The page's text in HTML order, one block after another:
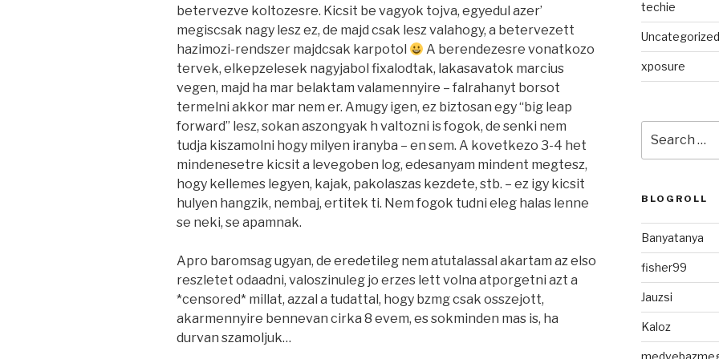
betervezve koltozesre. Kicsit be vagyok tojva, egyedul azer’
megiscsak nagy lesz ez, de majd csak lesz valahogy, a betervezett
hazimozi-rendszer majdcsak karpotol
A berendezesre vonatkozo
tervek, elkepzelesek nagyjabol fixalodtak, lakasavatok marcius
vegen, majd ha mar belaktam valamennyire – falrahanyt borsot
termelni akkor mar nem er. Amugy igen, ez biztosan egy “big leap
forward” lesz, sokan aszongyak h valtozni is fogok, de senki nem
tudja kiszamolni hogy milyen iranyba – en sem. A kovetkezo 3-4 het
mindenesetre kicsit a levegoben log, edesanyam mindent megtesz,
hogy kellemes legyen, kajak, pakolaszas kezdete, stb. – ez igy kicsit
hulyen hangzik, nembaj, ertitek ti. Nem fogok tudni eleg halas lenne
se neki, se apamnak.
Apro baromsag ugyan, de eredetileg nem atutalassal akartam az elso
reszletet odaadni, valoszinuleg jo erzes lett volna atporgetni azt a
*censored* millat, azzal a tudattal, hogy bzmg csak osszejott,
akarmennyire bennevan cirka 8 evem, es sokminden mas is, ha
durvan szamoljuk…
techie
Uncategorized
xposure
for:
BLOGROLL
Banyatanya
fisher99
Jauzsi
Kaloz